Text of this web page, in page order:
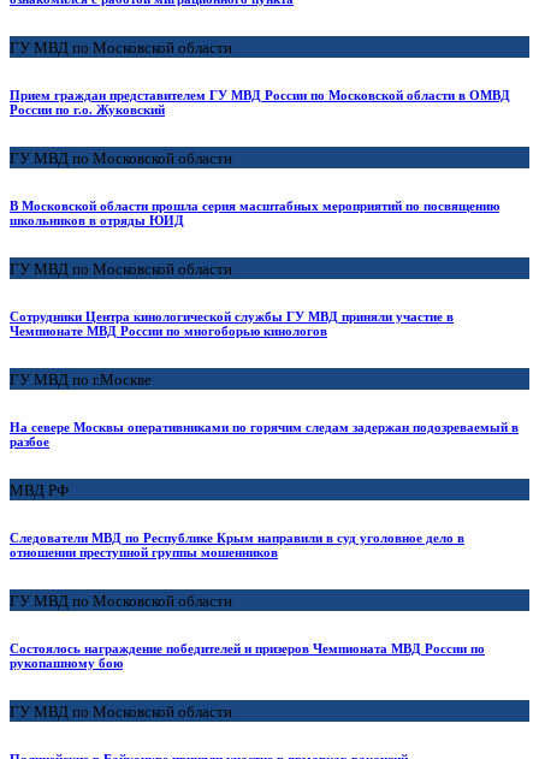
ГУ МВД по Московской области
Прием граждан представителем ГУ МВД России по Московской области в ОМВД
России по г.о. Жуковский
ГУ МВД по Московской области
В Московской области прошла серия масштабных мероприятий по посвящению
школьников в отряды ЮИД
ГУ МВД по Московской области
Сотрудники Центра кинологической службы ГУ МВД приняли участие в
Чемпионате МВД России по многоборью кинологов
ГУ МВД по г.Москве
На севере Москвы оперативниками по горячим следам задержан подозреваемый в
разбое
МВД РФ
Следователи МВД по Республике Крым направили в суд уголовное дело в
отношении преступной группы мошенников
ГУ МВД по Московской области
Состоялось награждение победителей и призеров Чемпионата МВД России по
рукопашному бою
ГУ МВД по Московской области